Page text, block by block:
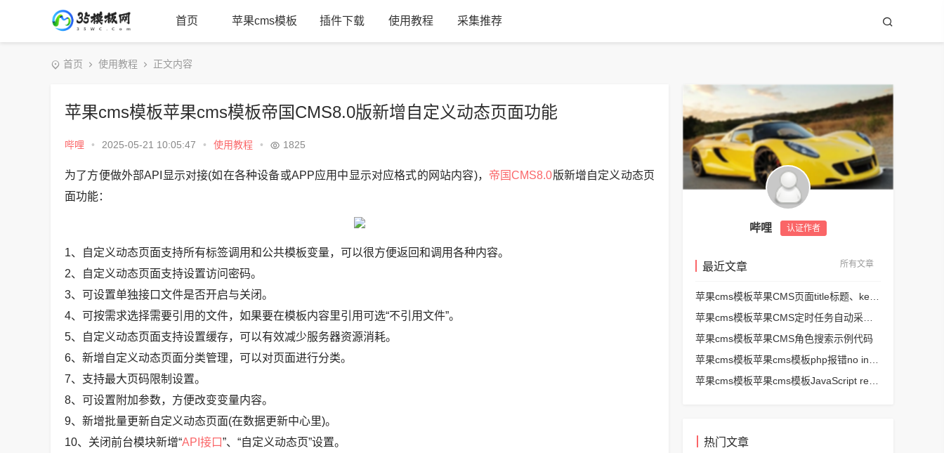
首页 苹果cms模板 插件下载 使用教程 采集推荐
首页 使用教程 正文内容
苹果cms模板苹果cms模板帝国CMS8.0版新增自定义动态页面功能
哔哩 • 2025-05-21 10:05:47 • 使用教程 • 1825
为了方便做外部API显示对接(如在各种设备或APP应用中显示对应格式的网站内容)， 帝国CMS8.0版新增自定义动态页
面功能：
1、自定义动态页面支持所有标签调用和公共模板变量，可以很方便返回和调用各种内容。
2、自定义动态页面支持设置访问密码。
3、可设置单独接口文件是否开启与关闭。
4、可按需求选择需要引用的文件，如果要在模板内容里引用可选“不引用文件”。
5、自定义动态页面支持设置缓存，可以有效减少服务器资源消耗。
6、新增自定义动态页面分类管理，可以对页面进行分类。
7、支持最大页码限制设置。
8、可设置附加参数，方便改变变量内容。
9、新增批量更新自定义动态页面(在数据更新中心里)。
10、关闭前台模块新增“API接口”、“自定义动态页”设置。
哔哩 认证作者
最近文章 所有文章
苹果cms模板苹果CMS角色搜索示例代码
热门文章